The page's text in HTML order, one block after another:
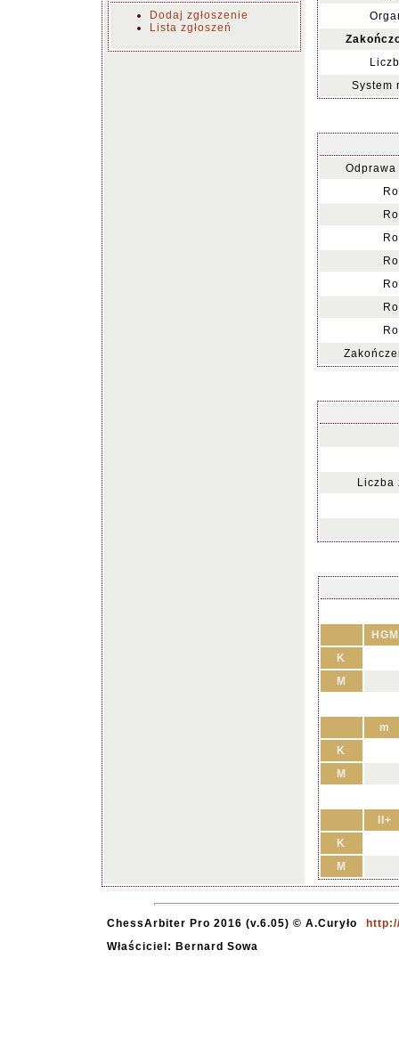
Dodaj zgłoszenie
Lista zgłoszeń
System
Liczba
HGM
K
M
m
K
M
II+
K
M
ChessArbiter Pro 2016 (v.6.05) © A.Curyło
Właściciel: Bernard Sowa